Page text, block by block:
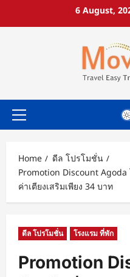
6 August,
Primary
Home
ดีล โปรโมชั่น
Promotion Discount
ค่าเตียงเสริมเพียง 34 บาท
ดีล โปรโมชั่น โรงแรม ที่พัก
Promotion